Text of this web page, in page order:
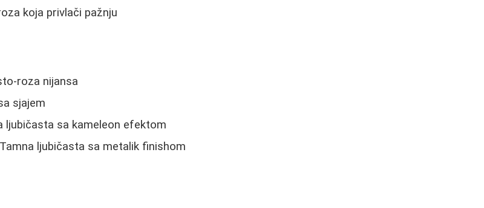
koja privlači pažnju
roza nijansa
sjajem
ljubičasta sa kameleon efektom
ljubičasta sa metalik finishom